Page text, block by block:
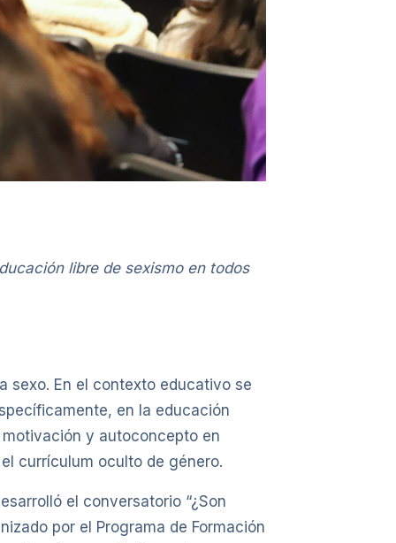
libre de sexismo en todos
sexo. En el contexto educativo se
en la educación
y autoconcepto en
currículum oculto de género.
el conversatorio “¿Son
por el Programa de Formación